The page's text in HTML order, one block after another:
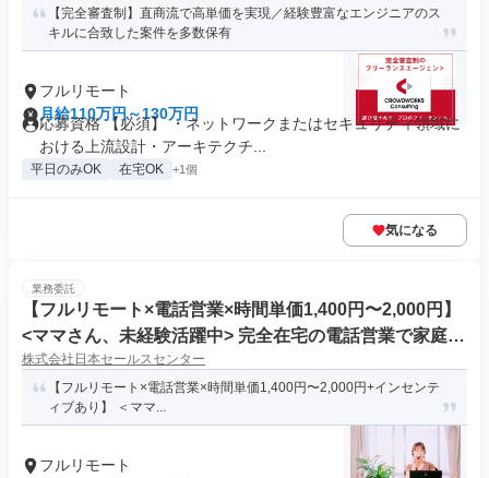
【完全審査制】直商流で高単価を実現／経験豊富なエンジニアのス
キルに合致した案件を多数保有
フルリモート
月給110万円～130万円
応募資格 【必須】 ・ネットワークまたはセキュリティ領域に
おける上流設計・アーキテクチ...
平日のみOK 在宅OK +1個
気になる
業務委託
【フルリモート×電話営業×時間単価1,400円〜2,000円】
<ママさん、未経験活躍中> 完全在宅の電話営業で家庭と
仕事の両立を実現
株式会社日本セールスセンター
【フルリモート×電話営業×時間単価1,400円〜2,000円+インセンテ
ィブあり】 ＜ママ...
フルリモート